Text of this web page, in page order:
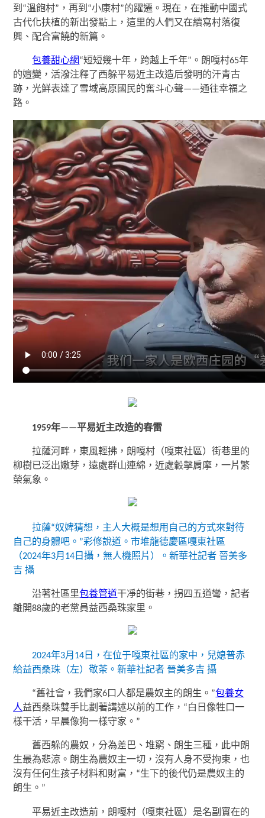
到“溫飽村”，再到“小康村”的躍遷。現在，在推動中國式
古代化扶植的新出發點上，這里的人們又在續寫村落復
興、配合富饒的新篇。
包養甜心網“短短幾十年，跨越上千年”。朗嘎村65年
的嬗變，活潑注釋了西躲平易近主改造后發明的汗青古
跡，光鮮表達了雪域高原國民的奮斗心聲——通往幸福之
路。
1959年——平易近主改造的春雷
拉薩河畔，東風輕拂，朗嘎村（嘎東社區）街巷里的
柳樹已泛出嫩芽，遠處群山連綿，近處轂擊肩摩，一片繁
榮氣象。
拉薩“奴婢猜想，主人大概是想用自己的方式來對待
自己的身體吧。”彩修說道。市堆龍德慶區嘎東社區
（2024年3月14日攝，無人機照片）。新華社記者 晉美多
吉 攝
沿著社區里包養管道干凈的街巷，拐四五道彎，記者
離開88歲的老黨員益西桑珠家里。
2024年3月14日，在位于嘎東社區的家中，兒媳普赤
給益西桑珠（左）敬茶。新華社記者 晉美多吉 攝
“舊社會，我們家6口人都是農奴主的朗生。”包養女
人益西桑珠雙手比劃著講述以前的工作，“白日像牲口一
樣干活，早晨像狗一樣守家。”
舊西躲的農奴，分為差巴、堆窮、朗生三種，此中朗
生最為悲涼。朗生為農奴主一切，沒有人身不受拘束，也
沒有任何生孩子材料和財富，“生下的後代仍是農奴主的
朗生。”
平易近主改造前，朗嘎村（嘎東社區）是名副實在的